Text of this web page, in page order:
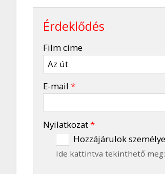
Érdeklődés
Film címe
E-mail *
Nyilatkozat*
Hozzájárulok
Ide kattintva tekinthető